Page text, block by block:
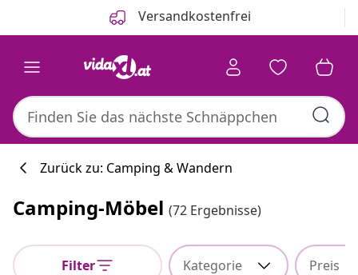
Versandkostenfrei
Zurück zu: Camping & Wandern
Camping-Möbel (72 Ergebnisse)
Filter Kategorie Preis